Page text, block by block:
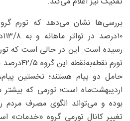
بررسی‌ها نشان می‌دهد که تورم
تورم
حامل دو پیام هستند؛ نخستین
اردیبهشت‌ماه است؛ تورمی که
بوده و می‌تواند الگوی مصرف مردم
تغییر کانال تورمی گروه «خدمات»